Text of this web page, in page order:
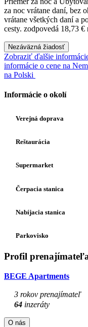
za noc vrátane daní, bez
vrátane všetkých daní a
cesty. zodpovedá 18,73 €
Nezáväzná žiadosť
Zobraziť ďalšie
informácie o cene na
na Polski
Informácie o okolí
Verejná doprava
Reštaurácia
Supermarket
Čerpacia stanica
Nabíjacia stanica
Parkovisko
Profil
BEGE Apartments
3 rokov prenajímateľ
64 inzeráty
O nás